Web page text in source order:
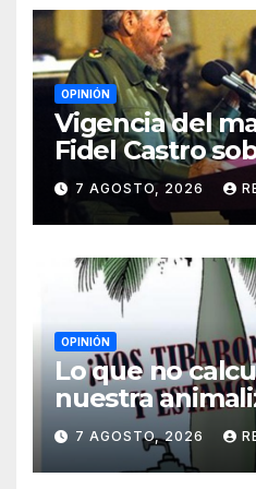
OPINIÓN
Vigencia del
Fidel Castro
del liderazgo
Por Jorge Luís
7 AGOSTO, 2026
OPINIÓN
Lo que no
nuestra
Laidi Fernández
7 AGOSTO, 2026